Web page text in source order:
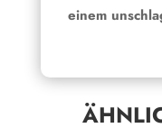
einem